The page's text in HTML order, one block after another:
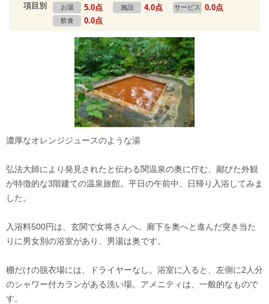
項目別 お湯 5.0点 施設 4.0点 サービス 0.0点
飲食 0.0点
濃厚なオレンジジュースのような湯
弘法大師により発見されたと伝わる関温泉の奥に佇む、鄙びた外観
が特徴的な3階建ての温泉旅館。平日の午前中、日帰り入浴してみま
した。
入浴料500円は、玄関で女将さんへ。廊下を奥へと進んだ突き当た
りに男女別の浴室があり、男湯は奥です。
棚だけの脱衣場には、ドライヤーなし。浴室に入ると、左側に2人分
のシャワー付カランがある洗い場。アメニティは、一般的なもので
す。